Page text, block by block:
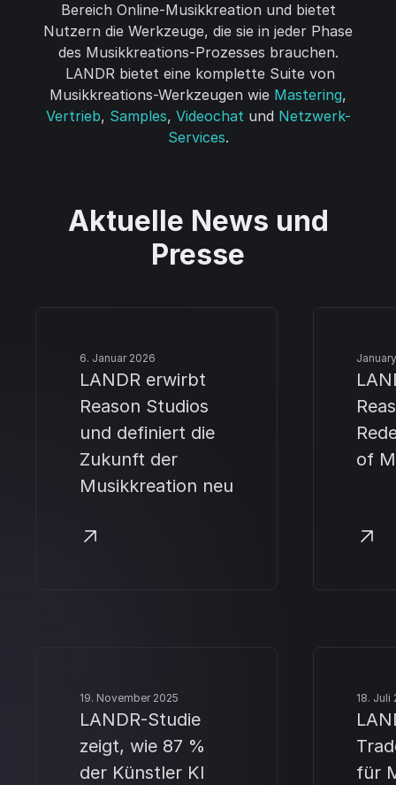
Bereich Online-Musikkreation und bietet
Nutzern die Werkzeuge, die sie in jeder Phase
des Musikkreations-Prozesses brauchen.
LANDR bietet eine komplette Suite von
Musikkreations-Werkzeugen wie Mastering,
Vertrieb, Samples, Videochat und Netzwerk-
Services.
Aktuelle News und
Presse
6. Januar 2026
LANDR erwirbt
Reason Studios
und definiert die
Zukunft der
Musikkreation neu
of
19. November 2025
LANDR-Studie
zeigt, wie 87 %
der Künstler KI
18. Juli
für